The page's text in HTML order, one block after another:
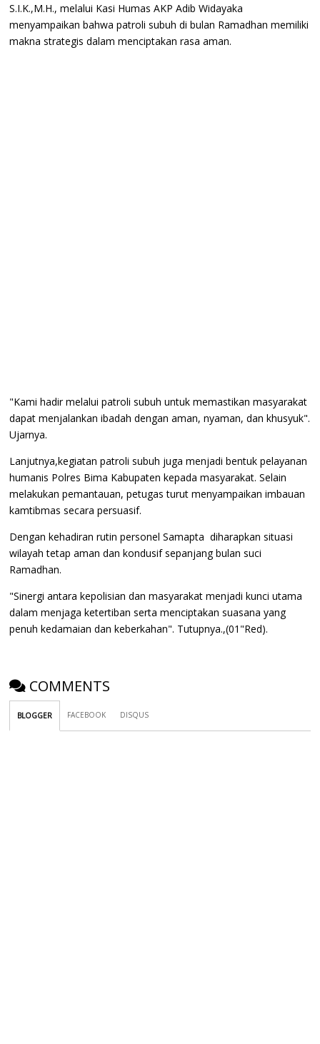
S.I.K.,M.H., melalui Kasi Humas AKP Adib Widayaka
menyampaikan bahwa patroli subuh di bulan Ramadhan memiliki
makna strategis dalam menciptakan rasa aman.
"Kami hadir melalui patroli subuh untuk memastikan masyarakat
dapat menjalankan ibadah dengan aman, nyaman, dan khusyuk".
Ujarnya.
Lanjutnya,kegiatan patroli subuh juga menjadi bentuk pelayanan
humanis Polres Bima Kabupaten kepada masyarakat. Selain
melakukan pemantauan, petugas turut menyampaikan imbauan
kamtibmas secara persuasif.
Dengan kehadiran rutin personel Samapta diharapkan situasi
wilayah tetap aman dan kondusif sepanjang bulan suci
Ramadhan.
"Sinergi antara kepolisian dan masyarakat menjadi kunci utama
dalam menjaga ketertiban serta menciptakan suasana yang
penuh kedamaian dan keberkahan". Tutupnya.,(01"Red).
COMMENTS
BLOGGER FACEBOOK DISQUS